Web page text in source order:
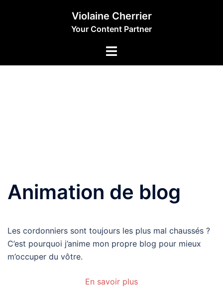
Violaine Cherrier
Your Content Partner
Animation de blog
Les cordonniers sont toujours les plus mal chaussés ?
C’est pourquoi j’anime mon propre blog pour mieux
m’occuper du vôtre.
En savoir plus